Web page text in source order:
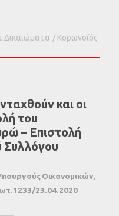
Δικαιώματα Κορωνοϊός
και οι
του
– Επιστολή
Συλλόγου
Οικονομικών,
23.04.2020